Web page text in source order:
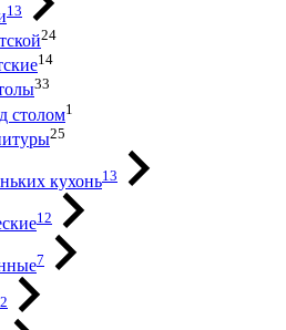
13
24
14
33
столом1
25
кухонь13
12
7